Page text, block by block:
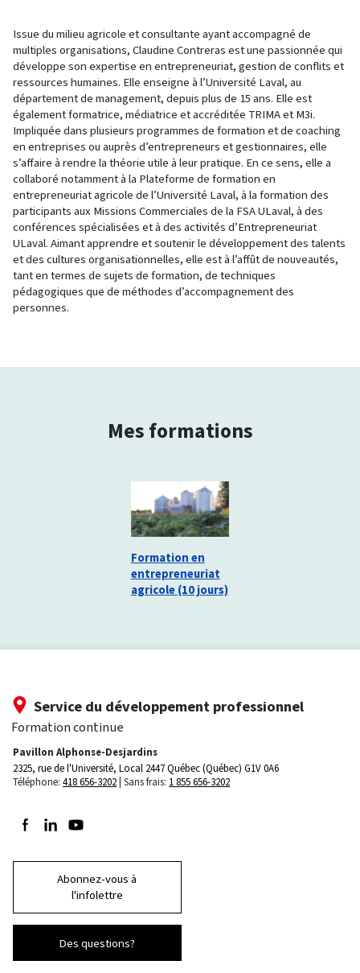
Issue du milieu agricole et consultante ayant accompagné de
multiples organisations, Claudine Contreras est une passionnée qui
développe son expertise en entrepreneuriat, gestion de conflits et
ressources humaines. Elle enseigne à l’Université Laval, au
département de management, depuis plus de 15 ans. Elle est
également formatrice, médiatrice et accréditée TRIMA et M3i.
Impliquée dans plusieurs programmes de formation et de coaching
en entreprises ou auprès d’entrepreneurs et gestionnaires, elle
s’affaire à rendre la théorie utile à leur pratique. En ce sens, elle a
collaboré notamment à la Plateforme de formation en
entrepreneuriat agricole de l’Université Laval, à la formation des
participants aux Missions Commerciales de la FSA ULaval, à des
conférences spécialisées et à des activités d’Entrepreneuriat
ULaval. Aimant apprendre et soutenir le développement des talents
et des cultures organisationnelles, elle est à l’affût de nouveautés,
tant en termes de sujets de formation, de techniques
pédagogiques que de méthodes d’accompagnement des
personnes.
Mes formations
Formation en
entrepreneuriat
agricole (10 jours)
Service du développement professionnel
Formation continue
Pavillon Alphonse-Desjardins
2325, rue de l'Université, Local 2447Québec (Québec) G1V 0A6
Téléphone: 418 656-3202 Sans frais: 1 855 656-3202
Suivez-nous sur Facebook
Suivez-nous sur LinkedIn
Suivez-nous sur Youtube
Abonnez-vous à
l'infolettre
Des questions?